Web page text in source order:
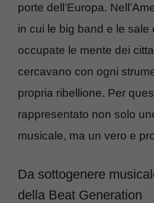
porte dell’Europa.
in cui le big band e le sale
occupate le mente dei
cercavano con ogni
propria ribellione. Per
rappresentato non solo
musicale, ma un vero e
Da sottogenere
della Beat Generation